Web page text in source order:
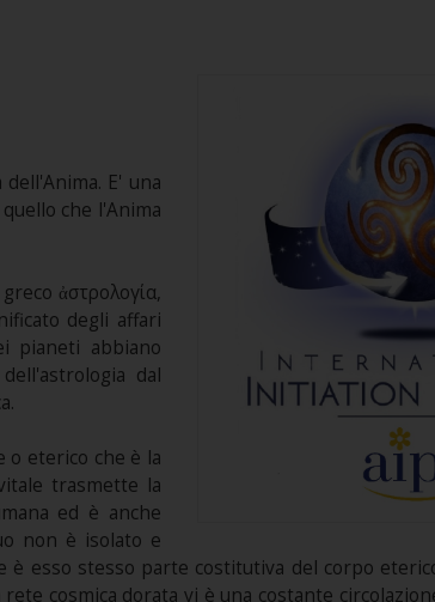
E' una
che l'Anima
ἀστρολογία,
degli affari
pianeti abbiano
dal
o eterico che è la
trasmette la
ed è anche
non è isolato e
esso stesso parte costitutiva del corpo
cosmica dorata vi è una costante